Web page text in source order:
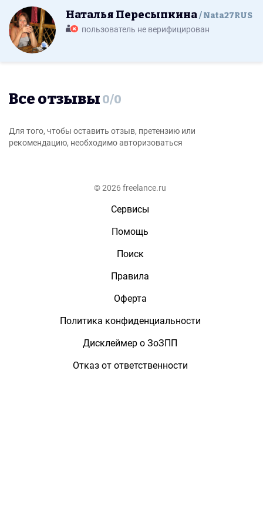
Наталья Пересыпкина Nata27RUS
пользователь не верифицирован
Все отзывы 0/0
Для того, чтобы оставить отзыв, претензию или
рекомендацию, необходимо авторизоваться
© 2026 freelance.ru
Сервисы
Помощь
Поиск
Правила
Оферта
Политика конфиденциальности
Дисклеймер о ЗоЗПП
Отказ от ответственности